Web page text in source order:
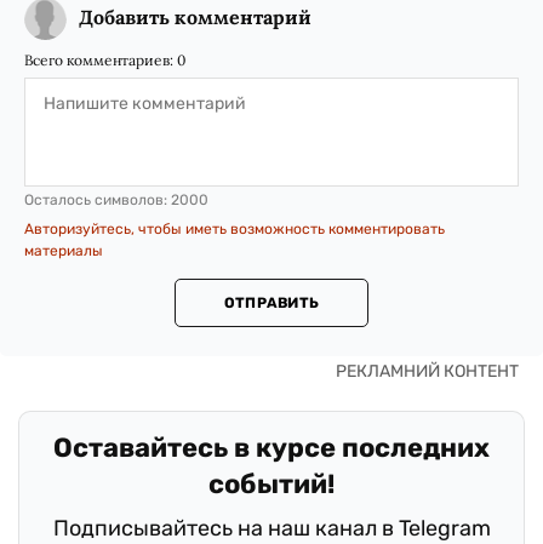
Добавить комментарий
Всего комментариев: 0
Осталось символов: 2000
Авторизуйтесь, чтобы иметь возможность комментировать
материалы
ОТПРАВИТЬ
Оставайтесь в курсе последних
событий!
Подписывайтесь на наш канал в Telegram